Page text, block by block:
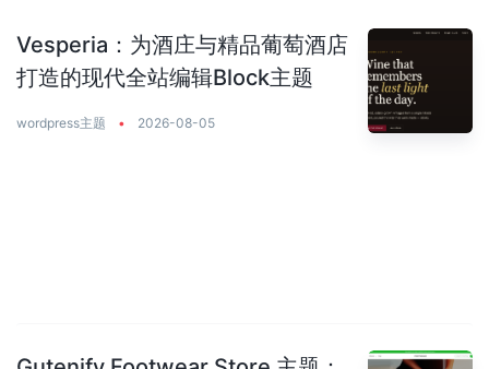
Vesperia：为酒庄与精品葡萄酒店
打造的现代全站编辑Block主题
wordpress主题 • 2026-08-05